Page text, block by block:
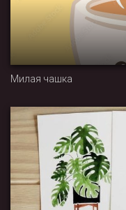
Милая чашка